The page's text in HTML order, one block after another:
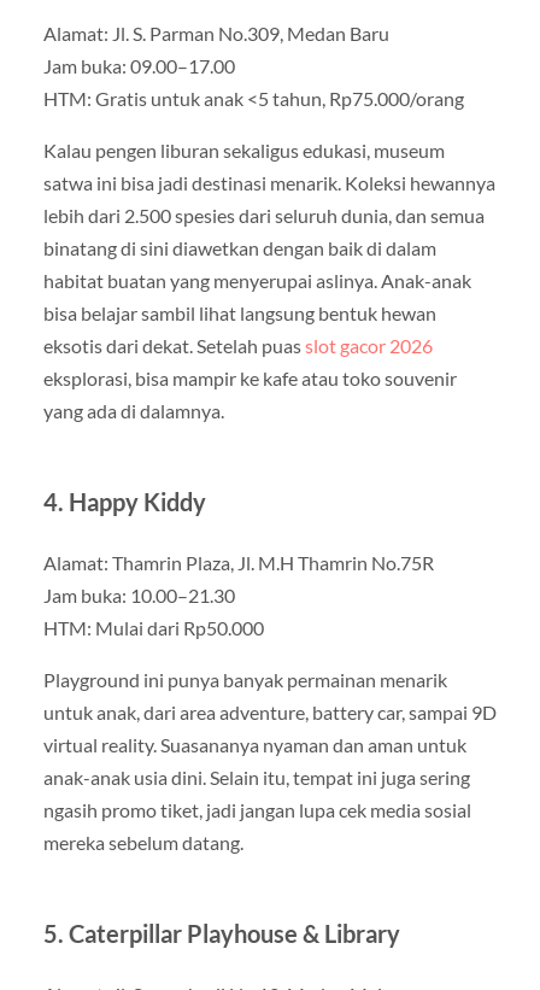
Alamat: Jl. S. Parman No.309, Medan Baru
Jam buka: 09.00–17.00
HTM: Gratis untuk anak <5 tahun, Rp75.000/orang
Kalau pengen liburan sekaligus edukasi, museum
satwa ini bisa jadi destinasi menarik. Koleksi hewannya
lebih dari 2.500 spesies dari seluruh dunia, dan semua
binatang di sini diawetkan dengan baik di dalam
habitat buatan yang menyerupai aslinya. Anak-anak
bisa belajar sambil lihat langsung bentuk hewan
eksotis dari dekat. Setelah puasslot gacor 2026
eksplorasi, bisa mampir ke kafe atau toko souvenir
yang ada di dalamnya.
4. Happy Kiddy
Alamat: Thamrin Plaza, Jl. M.H Thamrin No.75R
Jam buka: 10.00–21.30
HTM: Mulai dari Rp50.000
Playground ini punya banyak permainan menarik
untuk anak, dari area adventure, battery car, sampai 9D
virtual reality. Suasananya nyaman dan aman untuk
anak-anak usia dini. Selain itu, tempat ini juga sering
ngasih promo tiket, jadi jangan lupa cek media sosial
mereka sebelum datang.
5. Caterpillar Playhouse & Library